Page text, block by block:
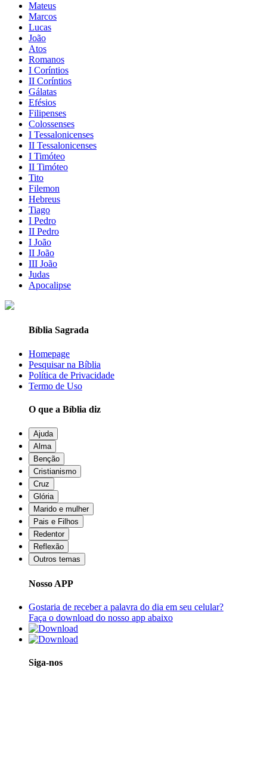
Mateus
Marcos
Lucas
João
Atos
Romanos
I Coríntios
II Coríntios
Gálatas
Efésios
Filipenses
Colossenses
I Tessalonicenses
II Tessalonicenses
I Timóteo
II Timóteo
Tito
Filemon
Hebreus
Tiago
I Pedro
II Pedro
I João
II João
III João
Judas
Apocalipse
Bíblia Sagrada
Homepage
Pesquisar na Bíblia
Política de Privacidade
Termo de Uso
O que a Bíblia diz
Ajuda
Alma
Benção
Cristianismo
Cruz
Glória
Marido e mulher
Pais e Filhos
Redentor
Reflexão
Outros temas
Nosso APP
Gostaria de receber a palavra do dia em seu celular?
Faça o download do nosso app abaixo
Siga-nos